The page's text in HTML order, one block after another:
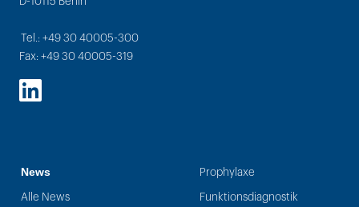
Tel.: +49 30 40005-300
Fax: +49 30 40005-319
LinkedIn
News
Alle News
Prophylaxe
Funktionsdiagnostik